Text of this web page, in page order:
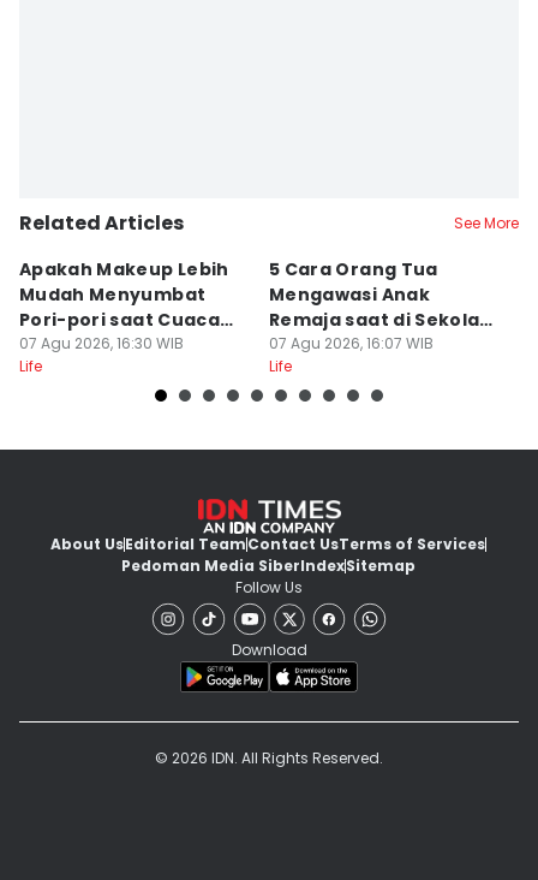
Related Articles See More
Apakah Makeup Lebih
Mudah Menyumbat
Pori-pori saat Cuaca
Panas?
07 Agu 2026, 16:30 WIB
Life
5 Cara Orang Tua
Mengawasi Anak
Remaja saat di Sekolah,
Lebih Ekstra!
07 Agu 2026, 16:07 WIB
Life
About UsEditorial TeamContact UsTerms of Services
Pedoman Media SiberIndexSitemap
Follow Us
Download
© 2026 IDN. All Rights Reserved.